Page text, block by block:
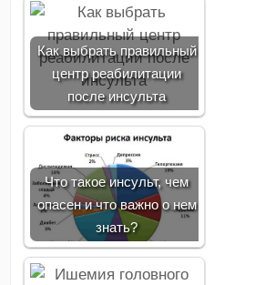
Как выбрать правильный
центр реабилитации
после инсульта
Что такое инсульт, чем
опасен и что важно о нем
знать?